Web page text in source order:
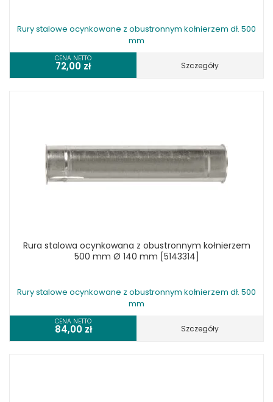
Rury stalowe ocynkowane z obustronnym kołnierzem dł. 500
mm
CENA NETTO
72,00 zł Szczegóły
Rura stalowa ocynkowana z obustronnym kołnierzem
500 mm Ø 140 mm [5143314]
Rury stalowe ocynkowane z obustronnym kołnierzem dł. 500
mm
CENA NETTO
84,00 zł Szczegóły